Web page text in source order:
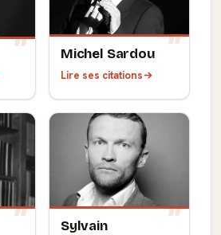
Michel Sardou
Lire ses citations
Sylvain